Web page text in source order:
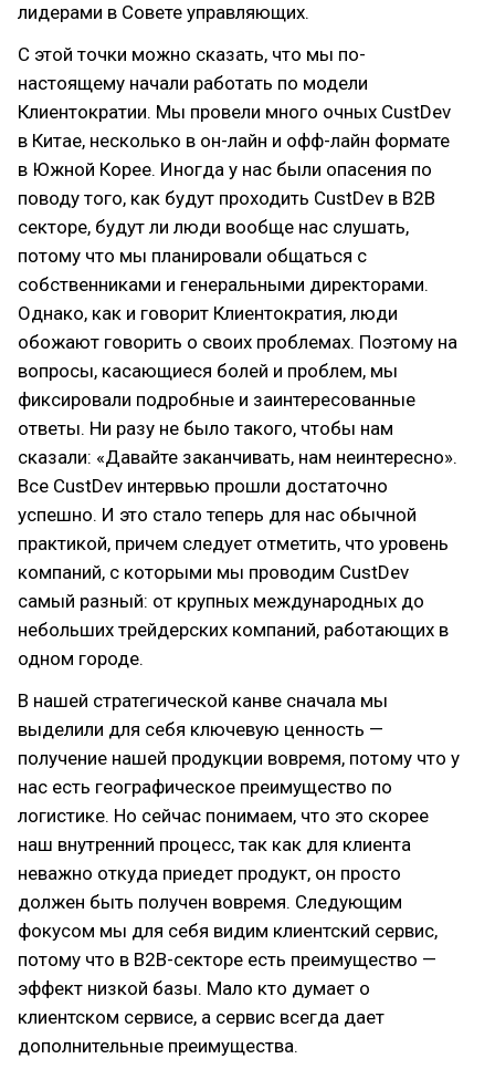
лидерами в Совете управляющих.
С этой точки можно сказать, что мы по-
настоящему начали работать по модели
Клиентократии. Мы провели много очных CustDev
в Китае, несколько в он-лайн и офф-лайн формате
в Южной Корее. Иногда у нас были опасения по
поводу того, как будут проходить CustDev в B2B
секторе, будут ли люди вообще нас слушать,
потому что мы планировали общаться с
собственниками и генеральными директорами.
Однако, как и говорит Клиентократия, люди
обожают говорить о своих проблемах. Поэтому на
вопросы, касающиеся болей и проблем, мы
фиксировали подробные и заинтересованные
ответы. Ни разу не было такого, чтобы нам
сказали: «Давайте заканчивать, нам неинтересно».
Все CustDev интервью прошли достаточно
успешно. И это стало теперь для нас обычной
практикой, причем следует отметить, что уровень
компаний, с которыми мы проводим CustDev
самый разный: от крупных международных до
небольших трейдерских компаний, работающих в
одном городе.
В нашей стратегической канве сначала мы
выделили для себя ключевую ценность —
получение нашей продукции вовремя, потому что у
нас есть географическое преимущество по
логистике. Но сейчас понимаем, что это скорее
наш внутренний процесс, так как для клиента
неважно откуда приедет продукт, он просто
должен быть получен вовремя. Следующим
фокусом мы для себя видим клиентский сервис,
потому что в B2B-секторе есть преимущество —
эффект низкой базы. Мало кто думает о
клиентском сервисе, а сервис всегда дает
дополнительные преимущества.